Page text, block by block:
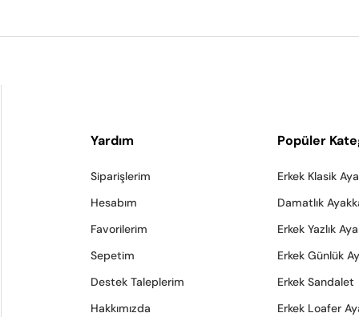
Yardım
Siparişlerim
Hesabım
Favorilerim
Sepetim
Destek Taleplerim
Hakkımızda
Popüler
Erkek Klasik
Damatlık
Erkek Yazlık
Erkek Günlük
Erkek Sandalet
Erkek Loafer